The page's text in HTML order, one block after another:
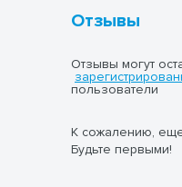
Отзывы
Отзывы могут
пользователи
К сожалению,
Будьте первыми!